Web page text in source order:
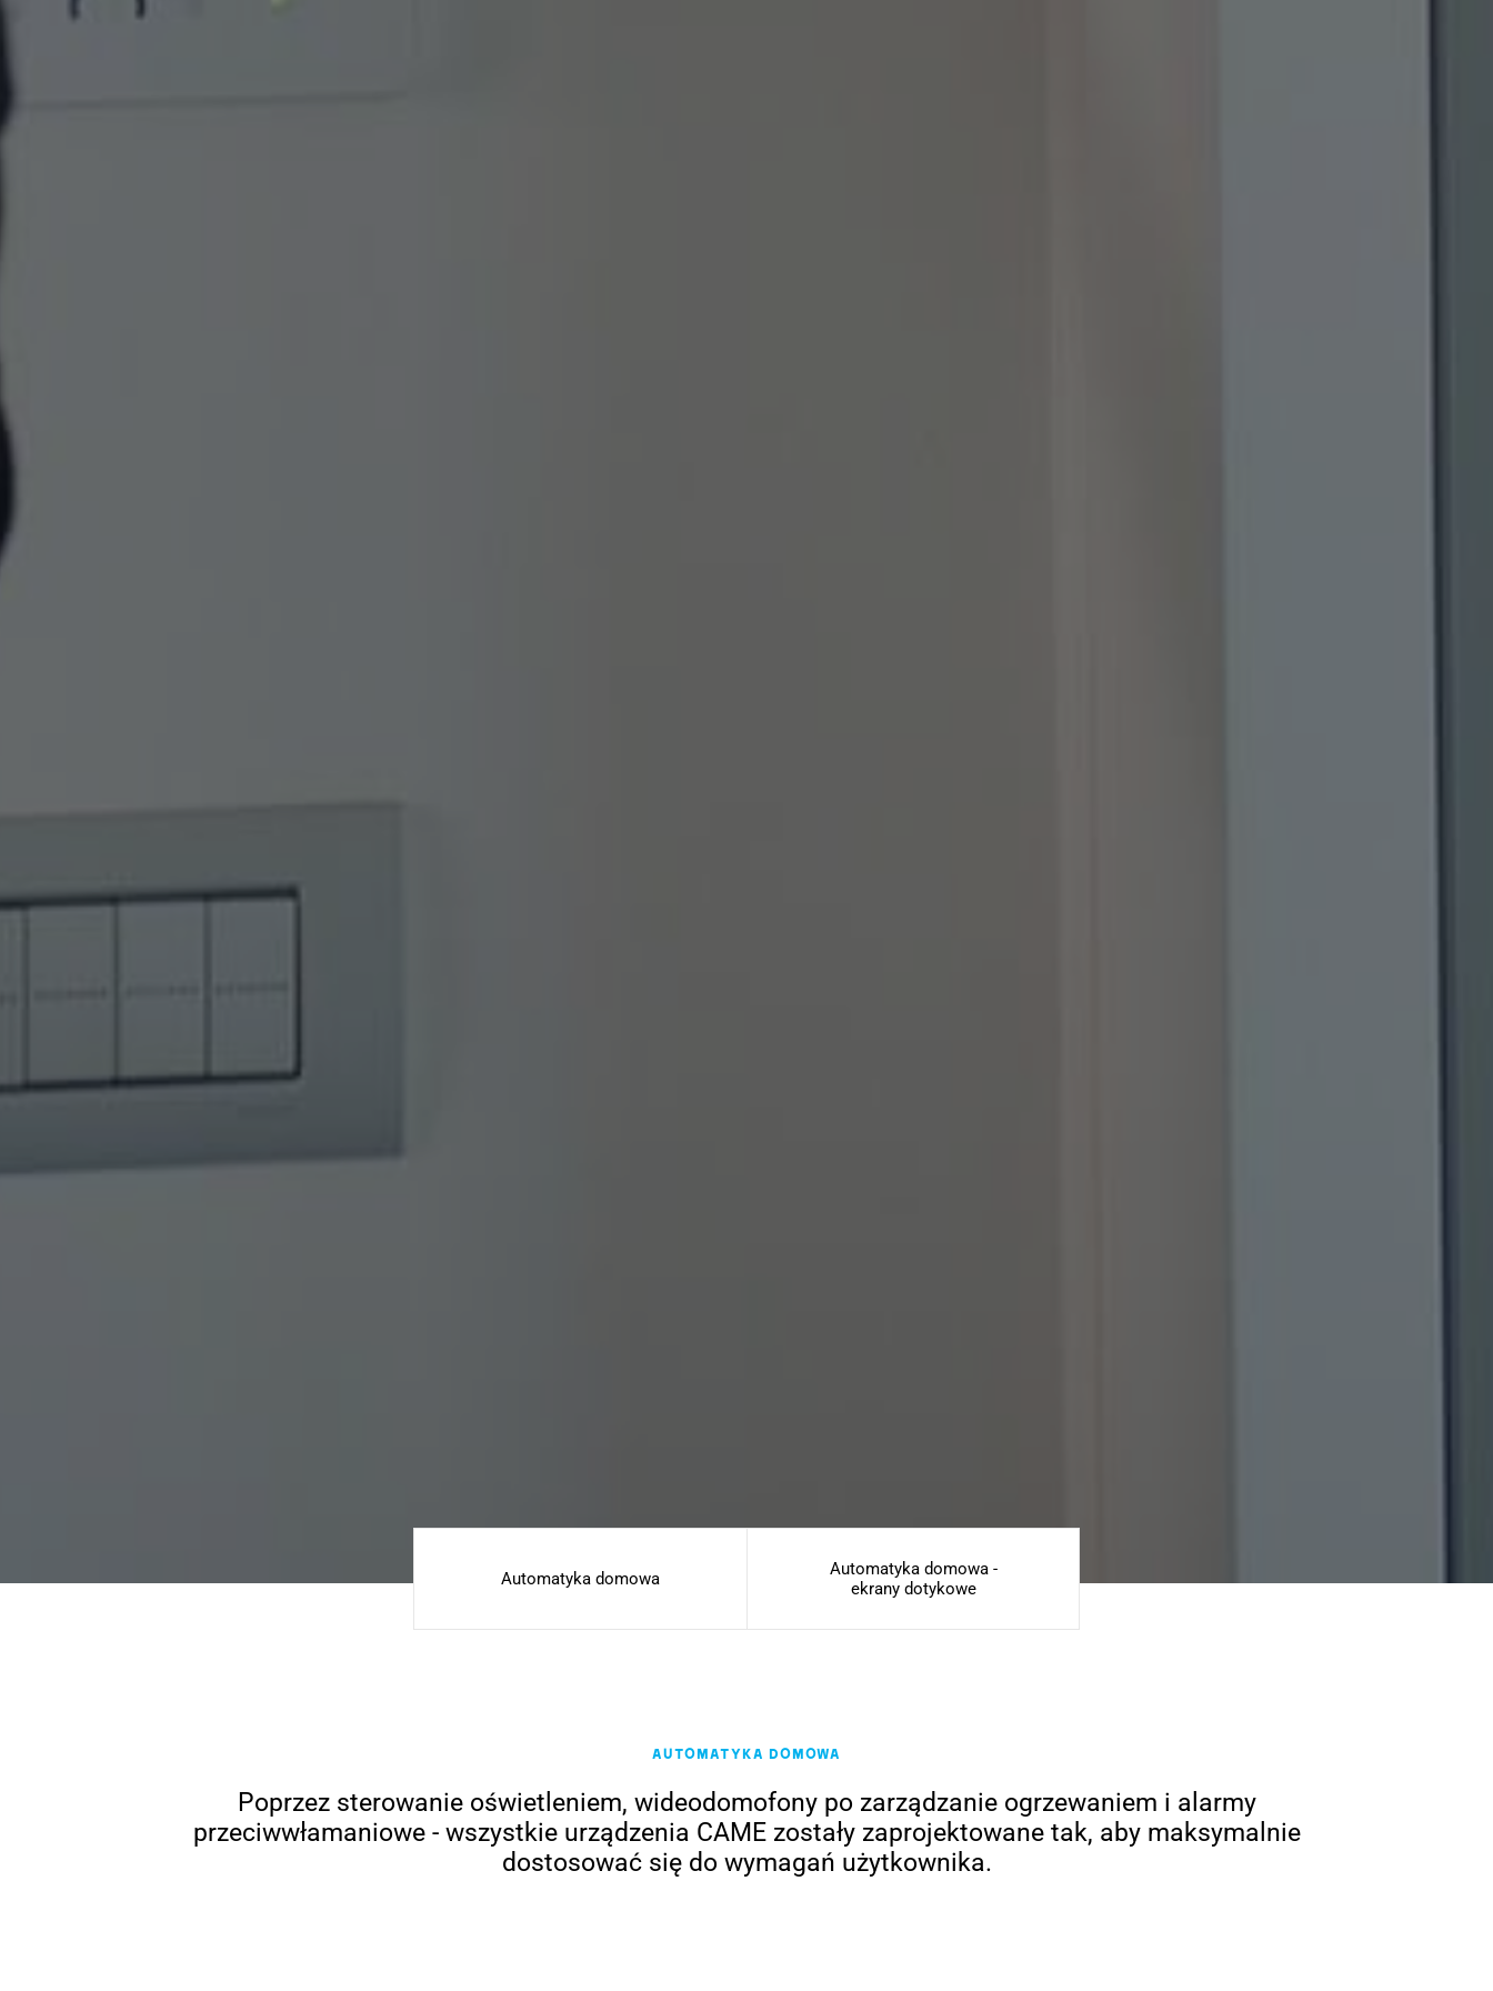
Automatyka domowa
Automatyka domowa -
ekrany dotykowe
Automatyka domowa
Poprzez sterowanie oświetleniem, wideodomofony po zarządzanie ogrzewaniem i alarmy
przeciwwłamaniowe - wszystkie urządzenia CAME zostały zaprojektowane tak, aby maksymalnie
dostosować się do wymagań użytkownika.